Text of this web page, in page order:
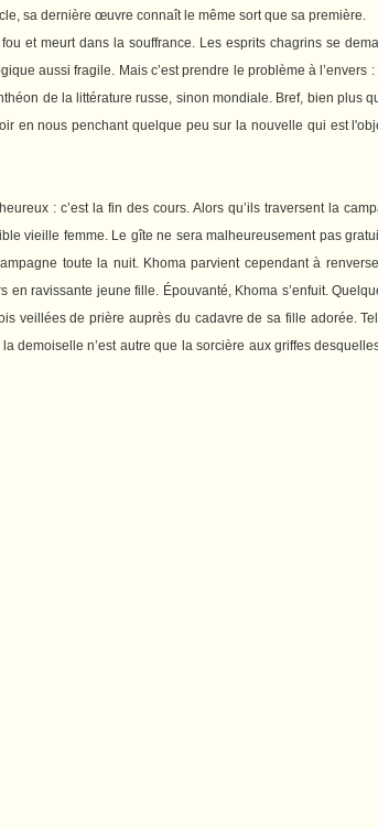
sa dernière œuvre connaît le même sort que sa première.
et meurt dans la souffrance. Les esprits chagrins se
aussi fragile. Mais c’est prendre le problème à l’envers
de la littérature russe, sinon mondiale. Bref, bien plus
en nous penchant quelque peu sur la nouvelle qui est
: c’est la fin des cours. Alors qu’ils traversent la
vieille femme. Le gîte ne sera malheureusement pas
toute la nuit. Khoma parvient cependant à
ravissante jeune fille. Épouvanté, Khoma s’enfuit.
veillées de prière auprès du cadavre de sa fille adorée.
demoiselle n’est autre que la sorcière aux griffes